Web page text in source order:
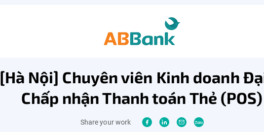
[Hà Nội] Chuyên viên Kinh doanh
Chấp nhận Thanh toán Thẻ (POS)
Share your work